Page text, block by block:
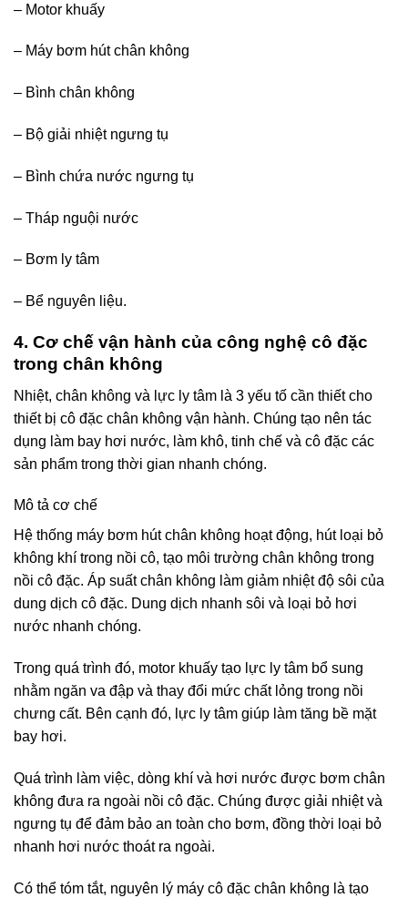
– Motor khuấy
– Máy bơm hút chân không
– Bình chân không
– Bộ giải nhiệt ngưng tụ
– Bình chứa nước ngưng tụ
– Tháp nguội nước
– Bơm ly tâm
– Bể nguyên liệu.
4. Cơ chế vận hành của công nghệ cô đặc
trong chân không
Nhiệt, chân không và lực ly tâm là 3 yếu tố cần thiết cho
thiết bị cô đặc chân không vận hành. Chúng tạo nên tác
dụng làm bay hơi nước, làm khô, tinh chế và cô đặc các
sản phẩm trong thời gian nhanh chóng.
Mô tả cơ chế
Hệ thống máy bơm hút chân không hoạt động, hút loại bỏ
không khí trong nồi cô, tạo môi trường chân không trong
nồi cô đặc. Áp suất chân không làm giảm nhiệt độ sôi của
dung dịch cô đặc. Dung dịch nhanh sôi và loại bỏ hơi
nước nhanh chóng.
Trong quá trình đó, motor khuấy tạo lực ly tâm bổ sung
nhằm ngăn va đập và thay đổi mức chất lỏng trong nồi
chưng cất. Bên cạnh đó, lực ly tâm giúp làm tăng bề mặt
bay hơi.
Quá trình làm việc, dòng khí và hơi nước được bơm chân
không đưa ra ngoài nồi cô đặc. Chúng được giải nhiệt và
ngưng tụ để đảm bảo an toàn cho bơm, đồng thời loại bỏ
nhanh hơi nước thoát ra ngoài.
Có thể tóm tắt, nguyên lý máy cô đặc chân không là tạo